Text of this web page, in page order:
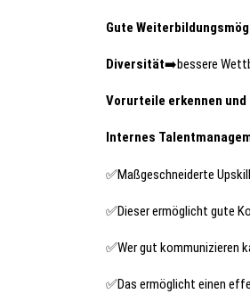
Gute
Diversität➡️bessere
Vorurteile erkennen
Internes
✅Maßgeschneiderte
✅Dieser ermöglicht gute
✅Wer gut kommunizieren
✅Das ermöglicht einen